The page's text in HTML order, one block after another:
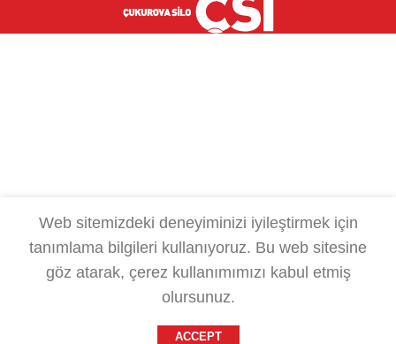
Web sitemizdeki deneyiminizi iyileştirmek için
tanımlama bilgileri kullanıyoruz. Bu web sitesine
göz atarak, çerez kullanımımızı kabul etmiş
olursunuz.
ACCEPT